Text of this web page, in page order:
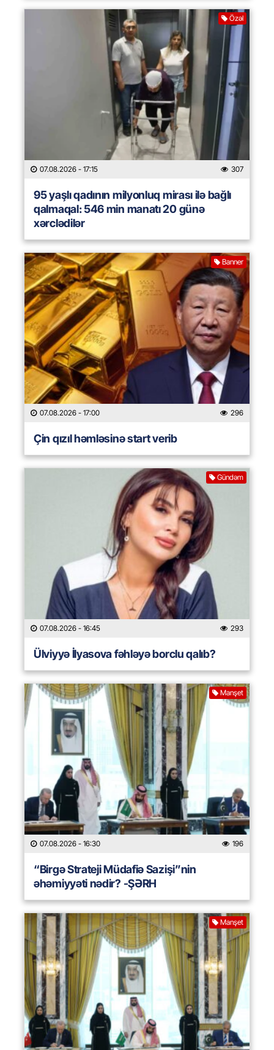
Özəl
07.08.2026 - 17:15 307
95 yaşlı qadının milyonluq mirası ilə bağlı
qalmaqal: 546 min manatı 20 günə
xərclədilər
Banner
07.08.2026 - 17:00 296
Çin qızıl həmləsinə start verib
Gündəm
07.08.2026 - 16:45 293
Ülviyyə İlyasova fəhləyə borclu qalıb?
Manşet
07.08.2026 - 16:30 196
“Birgə Strateji Müdafiə Sazişi”nin
əhəmiyyəti nədir? -ŞƏRH
Manşet